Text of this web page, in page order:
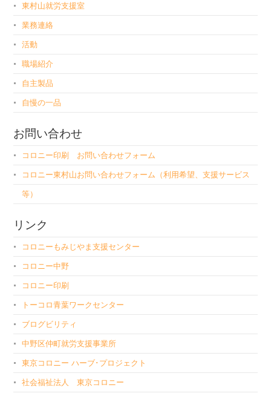
東村山就労支援室
業務連絡
活動
職場紹介
自主製品
自慢の一品
お問い合わせ
コロニー印刷 お問い合わせフォーム
コロニー東村山お問い合わせフォーム（利用希望、支援サービス
等）
リンク
コロニーもみじやま支援センター
コロニー中野
コロニー印刷
トーコロ青葉ワークセンター
ブログビリティ
中野区仲町就労支援事業所
東京コロニー ハーブ･プロジェクト
社会福祉法人 東京コロニー